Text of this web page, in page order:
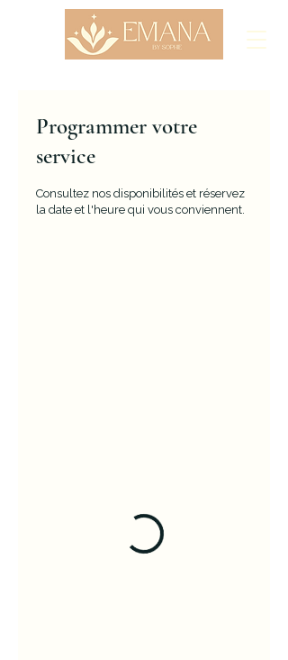
Programmer votre
service
Consultez nos disponibilités et réservez
la date et l'heure qui vous conviennent.